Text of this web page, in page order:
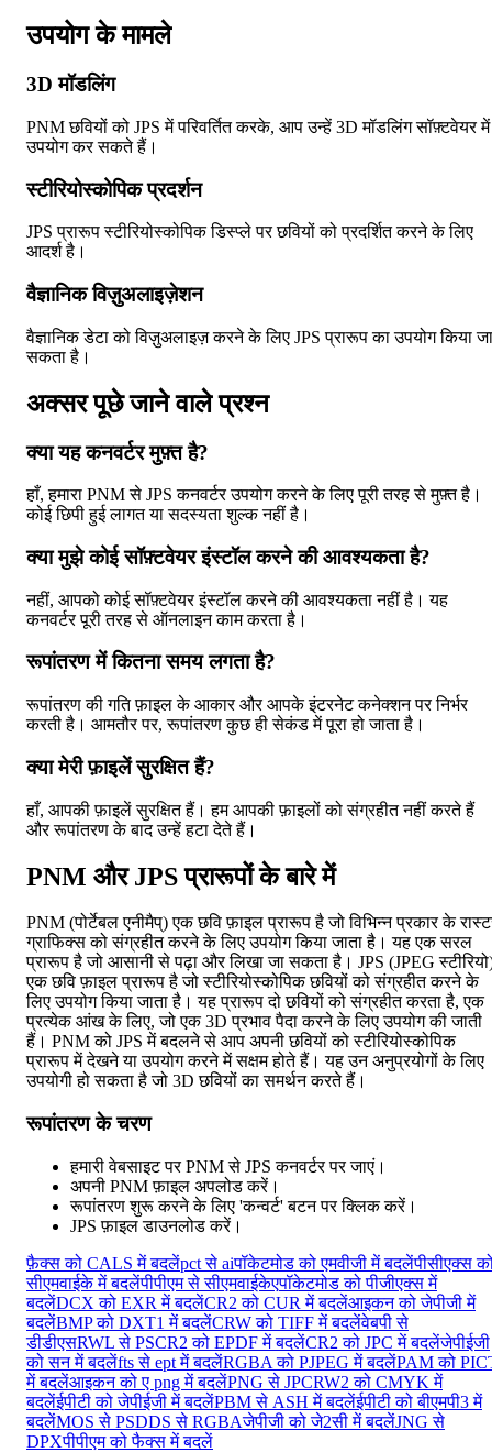
उपयोग के मामले
3D मॉडलिंग
PNM छवियों को JPS में परिवर्तित करके, आप उन्हें 3D मॉडलिंग सॉफ़्टवेयर में
उपयोग कर सकते हैं।
स्टीरियोस्कोपिक प्रदर्शन
JPS प्रारूप स्टीरियोस्कोपिक डिस्प्ले पर छवियों को प्रदर्शित करने के लिए
आदर्श है।
वैज्ञानिक विज़ुअलाइज़ेशन
वैज्ञानिक डेटा को विज़ुअलाइज़ करने के लिए JPS प्रारूप का उपयोग किया जा
सकता है।
अक्सर पूछे जाने वाले प्रश्न
क्या यह कनवर्टर मुफ़्त है?
हाँ, हमारा PNM से JPS कनवर्टर उपयोग करने के लिए पूरी तरह से मुफ़्त है।
कोई छिपी हुई लागत या सदस्यता शुल्क नहीं है।
क्या मुझे कोई सॉफ़्टवेयर इंस्टॉल करने की आवश्यकता है?
नहीं, आपको कोई सॉफ़्टवेयर इंस्टॉल करने की आवश्यकता नहीं है। यह
कनवर्टर पूरी तरह से ऑनलाइन काम करता है।
रूपांतरण में कितना समय लगता है?
रूपांतरण की गति फ़ाइल के आकार और आपके इंटरनेट कनेक्शन पर निर्भर
करती है। आमतौर पर, रूपांतरण कुछ ही सेकंड में पूरा हो जाता है।
क्या मेरी फ़ाइलें सुरक्षित हैं?
हाँ, आपकी फ़ाइलें सुरक्षित हैं। हम आपकी फ़ाइलों को संग्रहीत नहीं करते हैं
और रूपांतरण के बाद उन्हें हटा देते हैं।
PNM और JPS प्रारूपों के बारे में
PNM (पोर्टेबल एनीमैप्) एक छवि फ़ाइल प्रारूप है जो विभिन्न प्रकार के
ग्राफिक्स को संग्रहीत करने के लिए उपयोग किया जाता है। यह एक सरल
प्रारूप है जो आसानी से पढ़ा और लिखा जा सकता है। JPS (JPEG
एक छवि फ़ाइल प्रारूप है जो स्टीरियोस्कोपिक छवियों को संग्रहीत करने के
लिए उपयोग किया जाता है। यह प्रारूप दो छवियों को संग्रहीत करता है, एक
प्रत्येक आंख के लिए, जो एक 3D प्रभाव पैदा करने के लिए उपयोग की जाती
हैं। PNM को JPS में बदलने से आप अपनी छवियों को स्टीरियोस्कोपिक
प्रारूप में देखने या उपयोग करने में सक्षम होते हैं। यह उन अनुप्रयोगों के लिए
उपयोगी हो सकता है जो 3D छवियों का समर्थन करते हैं।
रूपांतरण के चरण
हमारी वेबसाइट पर PNM से JPS कनवर्टर पर जाएं।
अपनी PNM फ़ाइल अपलोड करें।
रूपांतरण शुरू करने के लिए 'कन्वर्ट' बटन पर क्लिक करें।
JPS फ़ाइल डाउनलोड करें।
फ़ैक्स को CALS में बदलेंpct से aiपॉकेटमोड को एमवीजी में बदलेंपीसीएक्स
सीएमवाईके में बदलेंपीपीएम से सीएमवाईकेएपॉकेटमोड को पीजीएक्स में
बदलेंDCX को EXR में बदलेंCR2 को CUR में बदलेंआइकन को जेपीजी में
बदलेंBMP को DXT1 में बदलेंCRW को TIFF में बदलेंवेबपी से
डीडीएसRWL से PSCR2 को EPDF में बदलेंCR2 को JPC में बदलेंजेपीईजी
को सन में बदलेंfts से ept में बदलेंRGBA को PJPEG में बदलेंPAM को
में बदलेंआइकन को ए png में बदलेंPNG से JPCRW2 को CMYK में
बदलेंईपीटी को जेपीईजी में बदलेंPBM से ASH में बदलेंईपीटी को बीएमपी3 में
बदलेंMOS से PSDDS से RGBAजेपीजी को जे2सी में बदलेंJNG से
DPXपीपीएम को फैक्स में बदलें